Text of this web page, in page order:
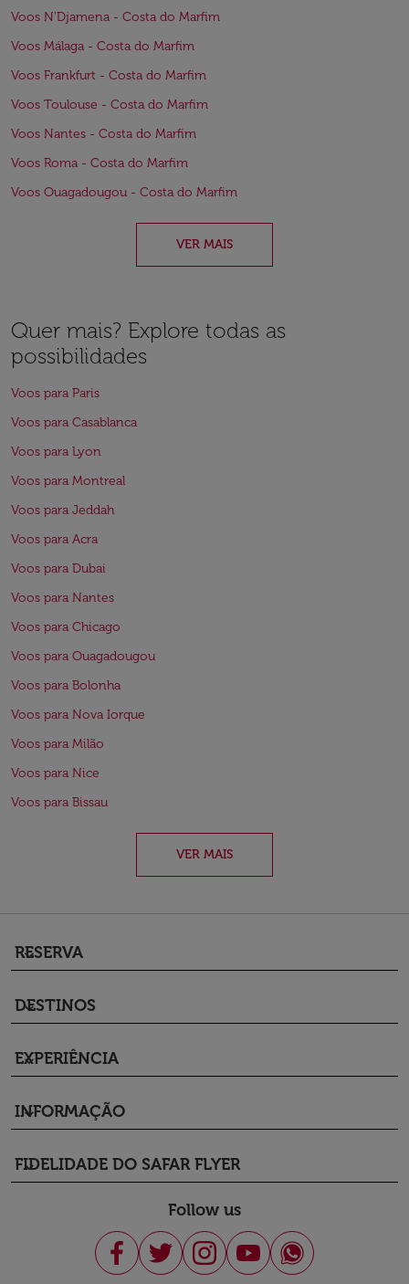
Voos N'Djamena - Costa do Marfim
Voos Málaga - Costa do Marfim
Voos Frankfurt - Costa do Marfim
Voos Toulouse - Costa do Marfim
Voos Nantes - Costa do Marfim
Voos Roma - Costa do Marfim
Voos Ouagadougou - Costa do Marfim
VER MAIS
Quer mais? Explore todas as
possibilidades
Voos para Paris
Voos para Casablanca
Voos para Lyon
Voos para Montreal
Voos para Jeddah
Voos para Acra
Voos para Dubai
Voos para Nantes
Voos para Chicago
Voos para Ouagadougou
Voos para Bolonha
Voos para Nova Iorque
Voos para Milão
Voos para Nice
Voos para Bissau
VER MAIS
RESERVA
keyboard_arrow_down
DESTINOS
keyboard_arrow_down
EXPERIÊNCIA
keyboard_arrow_down
INFORMAÇÃO
keyboard_arrow_down
FIDELIDADE DO SAFAR FLYER
keyboard_arrow_down
Follow us